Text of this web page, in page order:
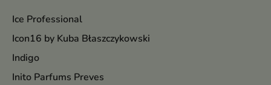
Ice Professional
Icon16 by Kuba Błaszczykowski
Indigo
Inito Parfums Preves